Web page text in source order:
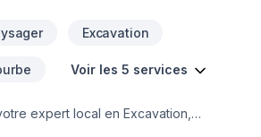
Excavation
Voir les 5 services
expert local en Excavation,